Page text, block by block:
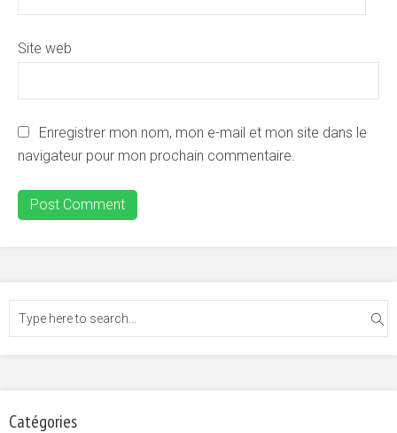
Site web
Enregistrer mon nom, mon e-mail et mon site dans le
navigateur pour mon prochain commentaire.
Catégories